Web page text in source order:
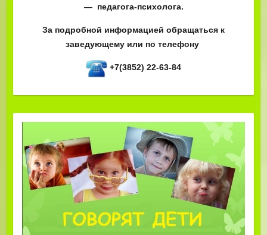
— педагога-психолога.
За подробной информацией обращаться к
заведующему или по телефону
+7(3852) 22-63-84